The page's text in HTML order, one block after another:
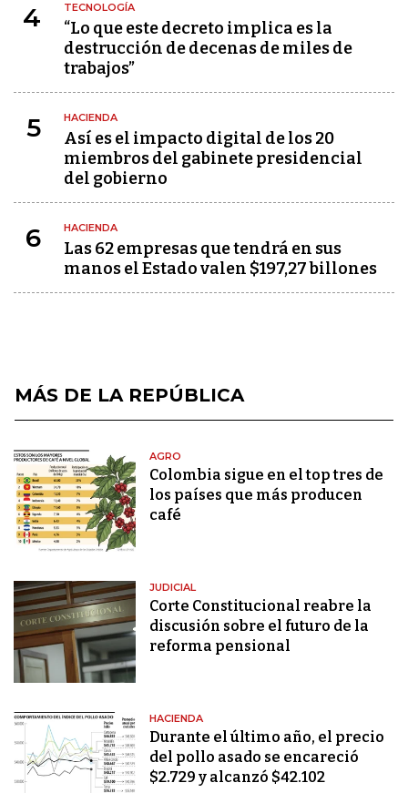
4 TECNOLOGÍA
“Lo que este decreto implica es la
destrucción de decenas de miles de
trabajos”
5 HACIENDA
Así es el impacto digital de los 20
miembros del gabinete presidencial
del gobierno
6 HACIENDA
Las 62 empresas que tendrá en sus
manos el Estado valen $197,27 billones
MÁS DE LA REPÚBLICA
AGRO
Colombia sigue en el top tres de
los países que más producen
café
JUDICIAL
Corte Constitucional reabre la
discusión sobre el futuro de la
reforma pensional
HACIENDA
Durante el último año, el precio
del pollo asado se encareció
$2.729 y alcanzó $42.102